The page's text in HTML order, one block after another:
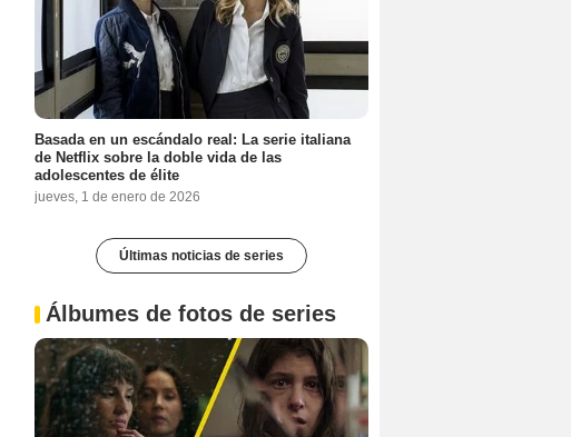
Basada en un escándalo real: La serie italiana
de Netflix sobre la doble vida de las
adolescentes de élite
jueves, 1 de enero de 2026
Últimas noticias de series
Álbumes de fotos de series